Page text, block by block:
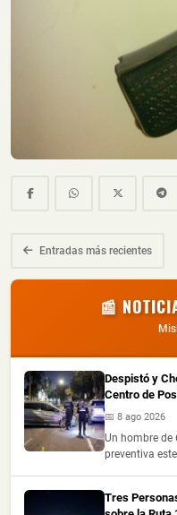
Entradas más recientes
📰
Despistó y
Centro de
📅 8 ago 2026
Un hombre de
preventiva
Tres